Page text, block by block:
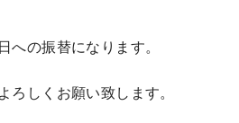
の振替になります。
ろしくお願い致します。